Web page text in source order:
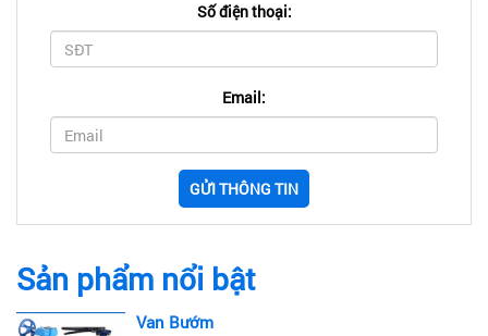
Số điện thoại:
Email:
GỬI THÔNG TIN
Sản phẩm nổi bật
Van Bướm